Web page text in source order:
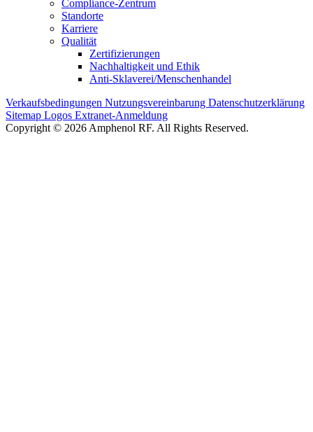
Compliance-Zentrum
Standorte
Karriere
Qualität
Zertifizierungen
Nachhaltigkeit und Ethik
Anti-Sklaverei/Menschenhandel
Verkaufsbedingungen Nutzungsvereinbarung Datenschutzerklärung
Sitemap Logos Extranet-Anmeldung
Copyright © 2026 Amphenol RF. All Rights Reserved.